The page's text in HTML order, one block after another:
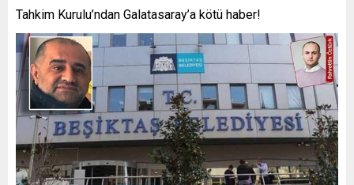
Tahkim Kurulu’ndan Galatasaray’a kötü haber!